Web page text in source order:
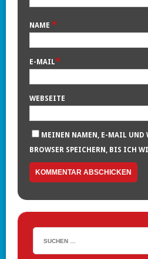
NAME *
E-MAIL*
WEBSEITE
MEINEN NAMEN, E-MAIL UND
BROWSER SPEICHERN, BIS ICH